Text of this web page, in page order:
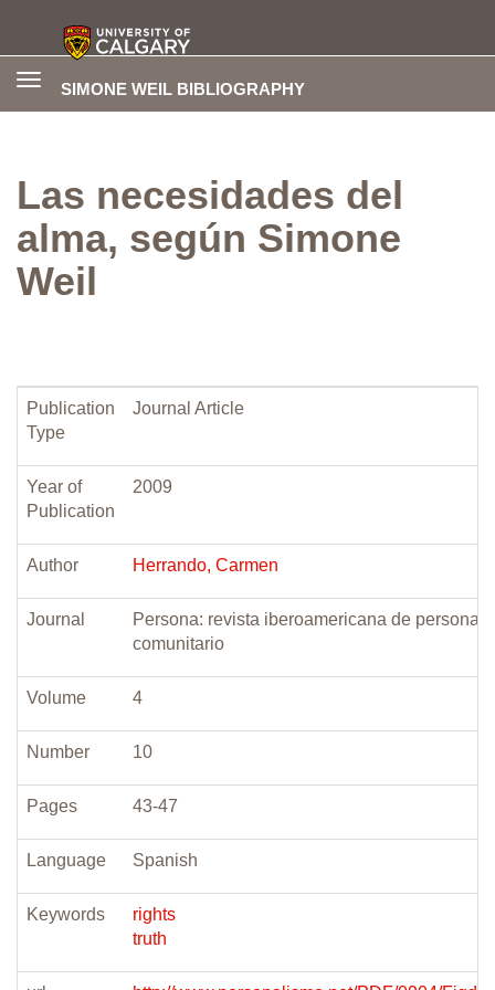
SIMONE WEIL BIBLIOGRAPHY
Toggle
Las necesidades del
alma, según Simone
Weil
Publication
Type
Journal Article
Year of
Publication
2009
Author Herrando, Carmen
Journal
Persona: revista iberoamericana de
comunitario
Volume 4
Number 10
Pages 43-47
Language Spanish
Keywords
rights
truth